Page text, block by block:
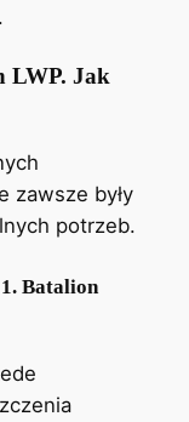
LWP. Jak
zawsze były
potrzeb.
Batalion